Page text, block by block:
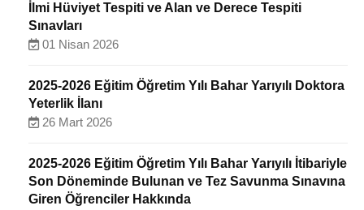
İlmi Hüviyet Tespiti ve Alan ve Derece Tespiti
Sınavları
01 Nisan 2026
2025-2026 Eğitim Öğretim Yılı Bahar Yarıyılı Doktora
Yeterlik İlanı
26 Mart 2026
2025-2026 Eğitim Öğretim Yılı Bahar Yarıyılı İtibariyle
Son Döneminde Bulunan ve Tez Savunma Sınavına
Giren Öğrenciler Hakkında